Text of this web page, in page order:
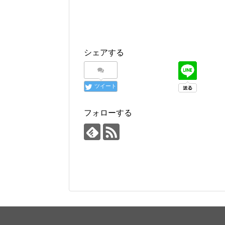
シェアする
ツイート
フォローする